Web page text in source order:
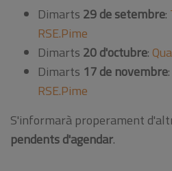
Dimarts 29 de setembre:
RSE.Pime
Dimarts 20 d'octubre:
Dimarts 17 de novembre:
RSE.Pime
S'informarà properament
pendents d'agendar.